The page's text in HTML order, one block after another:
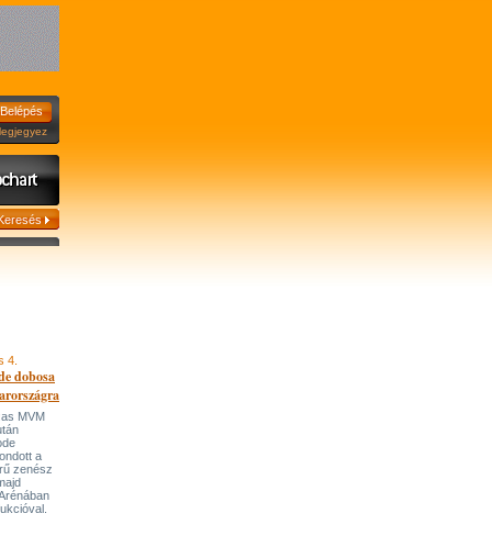
4.
dobosa
MVM
a
zenész